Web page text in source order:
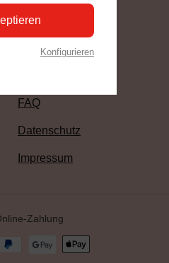
FAQ
Datenschutz
Impressum
Zahlung
Konfigurieren